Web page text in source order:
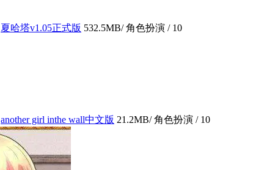
夏哈塔v1.05正式版 532.5MB/ 角色扮演 / 10
another girl inthe wall中文版 21.2MB/ 角色扮演 / 10